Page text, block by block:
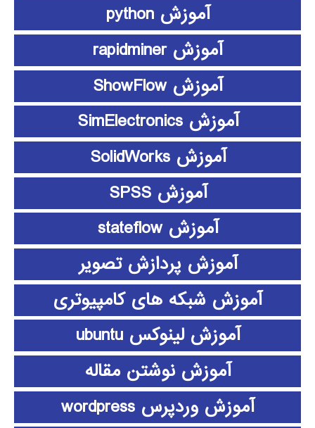
آموزش python
آموزش rapidminer
آموزش ShowFlow
آموزش SimElectronics
آموزش SolidWorks
آموزش SPSS
آموزش stateflow
آموزش پردازش تصویر
آموزش شبکه های کامپیوتری
آموزش لینوکس ubuntu
آموزش نوشتن مقاله
آموزش وردپرس wordpress